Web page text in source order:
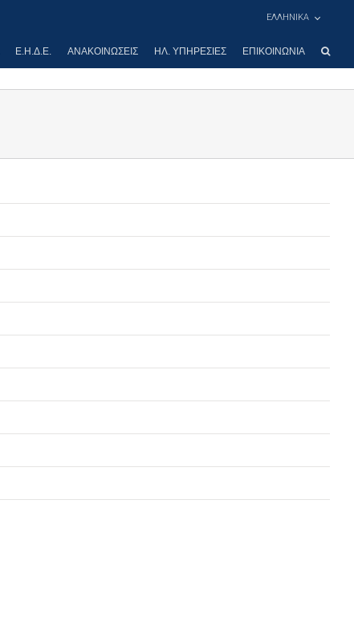
ΕΛΛΗΝΙΚΑ
Ε.Η.Δ.Ε. ΑΝΑΚΟΙΝΏΣΕΙΣ ΗΛ. ΥΠΗΡΕΣΊΕΣ ΕΠΙΚΟΙΝΩΝΊΑ